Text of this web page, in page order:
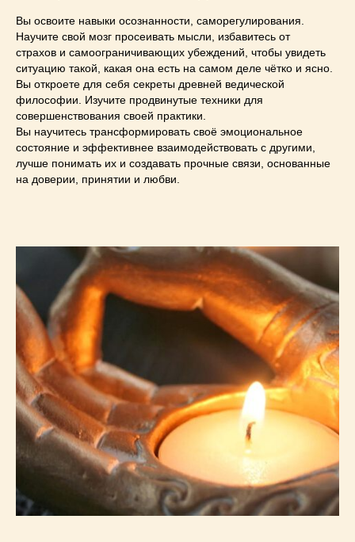
Вы освоите навыки осознанности, саморегулирования.
Научите свой мозг просеивать мысли, избавитесь от
страхов и самоограничивающих убеждений, чтобы увидеть
ситуацию такой, какая она есть на самом деле чётко и ясно.
Вы откроете для себя секреты древней ведической
философии. Изучите продвинутые техники для
совершенствования своей практики.
Вы научитесь трансформировать своё эмоциональное
состояние и эффективнее взаимодействовать с другими,
лучше понимать их и создавать прочные связи, основанные
на доверии, принятии и любви.